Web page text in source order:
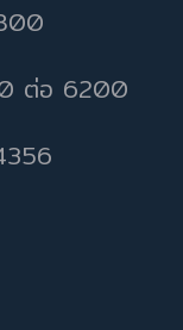
ต่อ 6200